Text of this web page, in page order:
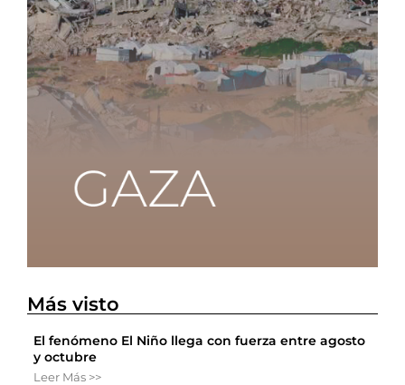
Más visto
El fenómeno El Niño llega con fuerza entre agosto
y octubre
Leer Más >>